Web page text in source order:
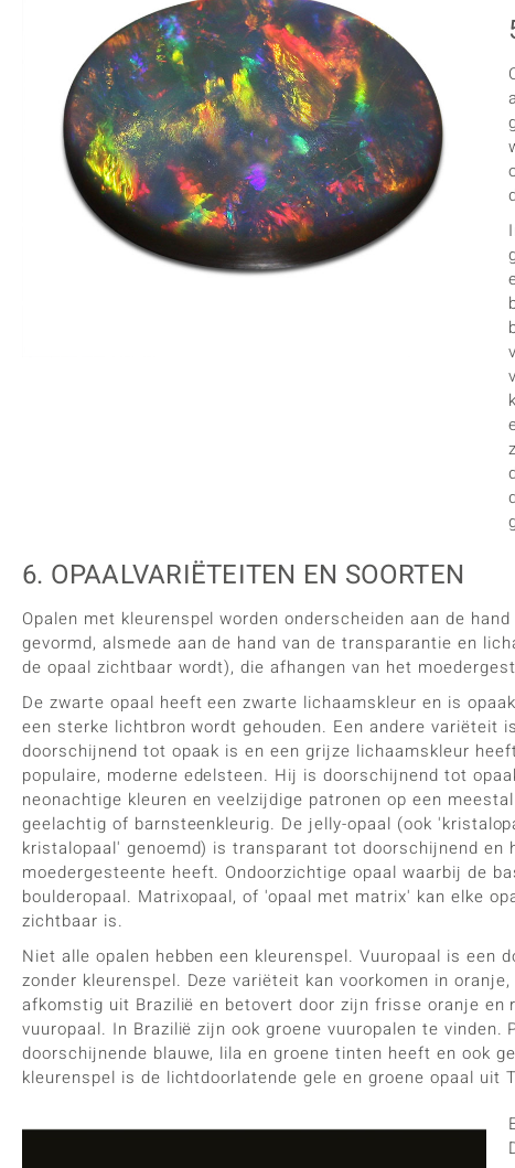
6. OPAALVARIËTEITEN EN SOORTEN
Opalen met kleurenspel worden onderscheiden aan de
gevormd, alsmede aan de hand van de transparantie en
de opaal zichtbaar wordt), die afhangen van het
De zwarte opaal heeft een zwarte lichaamskleur en is
een sterke lichtbron wordt gehouden. Een andere variëteit
doorschijnend tot opaak is en een grijze lichaamskleur
populaire, moderne edelsteen. Hij is doorschijnend tot
neonachtige kleuren en veelzijdige patronen op een
geelachtig of barnsteenkleurig. De jelly-opaal (ook
kristalopaal' genoemd) is transparant tot doorschijnend en
moedergesteente heeft. Ondoorzichtige opaal waarbij de
boulderopaal. Matrixopaal, of 'opaal met matrix' kan elke
zichtbaar is.
Niet alle opalen hebben een kleurenspel. Vuuropaal is
zonder kleurenspel. Deze variëteit kan voorkomen in
afkomstig uit Brazilië en betovert door zijn frisse oranje en
vuuropaal. In Brazilië zijn ook groene vuuropalen te
doorschijnende blauwe, lila en groene tinten heeft en ook
kleurenspel is de lichtdoorlatende gele en groene opaal uit